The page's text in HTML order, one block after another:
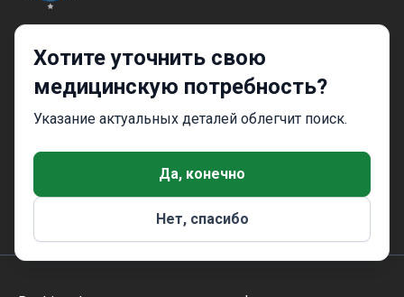
Хотите уточнить свою
медицинскую потребность?
Указание актуальных деталей облегчит поиск.
Да, конечно
Нет, спасибо
качества и безопасности
Безопасное и быстрое использование сайта